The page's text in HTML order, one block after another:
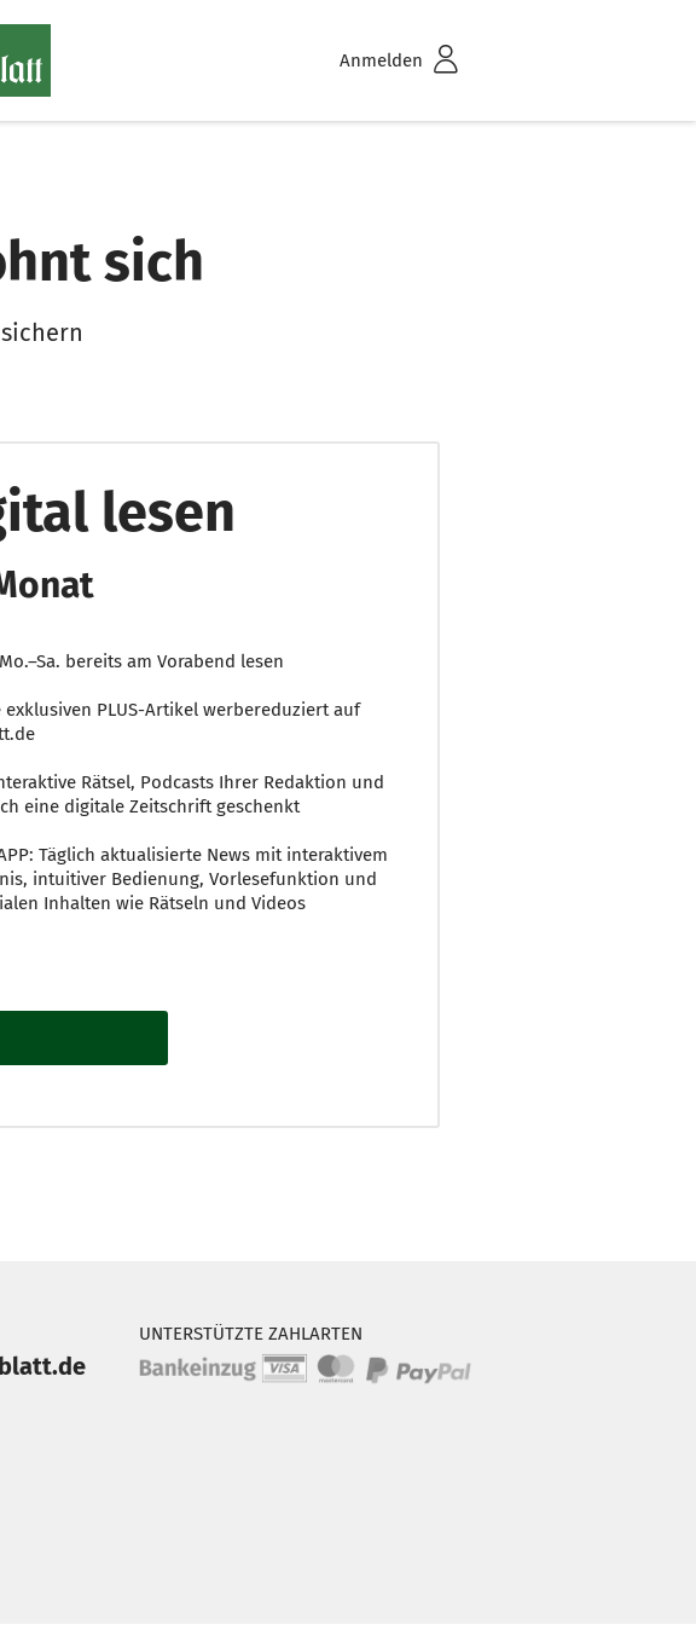
Anmelden
sich
lesen
Mo.–Sa. bereits am Vorabend lesen
exklusiven PLUS-Artikel werbereduziert auf
Rätsel, Podcasts Ihrer Redaktion und
eine digitale Zeitschrift geschenkt
APP: Täglich aktualisierte News mit interaktivem
intuitiver Bedienung, Vorlesefunktion und
Inhalten wie Rätseln und Videos
UNTERSTÜTZTE ZAHLARTEN